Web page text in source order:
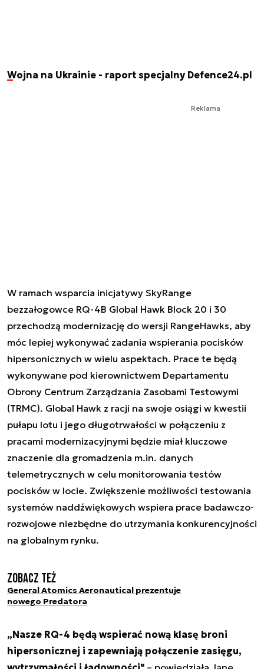
Wojna na Ukrainie - raport specjalny Defence24.pl
Reklama
W ramach wsparcia inicjatywy SkyRange
bezzałogowce RQ-4B Global Hawk Block 20 i 30
przechodzą modernizację do wersji RangeHawks, aby
móc lepiej wykonywać zadania wspierania pocisków
hipersonicznych w wielu aspektach. Prace te będą
wykonywane pod kierownictwem Departamentu
Obrony Centrum Zarządzania Zasobami Testowymi
(TRMC). Global Hawk z racji na swoje osiągi w kwestii
pułapu lotu i jego długotrwałości w połączeniu z
pracami modernizacyjnymi będzie miał kluczowe
znaczenie dla gromadzenia m.in. danych
telemetrycznych w celu monitorowania testów
pocisków w locie. Zwiększenie możliwości testowania
systemów naddźwiękowych wspiera prace badawczo-
rozwojowe niezbędne do utrzymania konkurencyjności
na globalnym rynku.
Zobacz też
General Atomics Aeronautical prezentuje
nowego Predatora
„Nasze RQ-4 będą wspierać nową klasę broni
hipersonicznej i zapewniają połączenie zasięgu,